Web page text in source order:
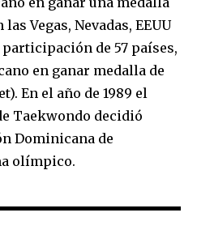
Vegas, Nevadas, EEUU
de 57 países,
en ganar medalla de
En el año de 1989 el
Taekwondo decidió
Dominicana de
olímpico.